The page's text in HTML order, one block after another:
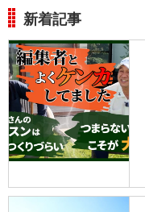
新着記事